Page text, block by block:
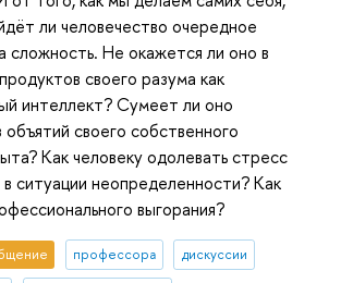
ли человечество очередное
сложность. Не окажется ли оно в
своего разума как
интеллект? Сумеет ли оно
объятий своего собственного
Как человеку одолевать стресс
ситуации неопределенности? Как
выгорания?
профессора дискуссии